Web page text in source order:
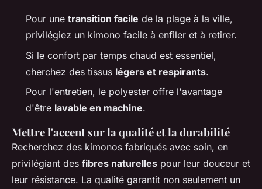
Pour une transition facile de la plage à la ville,
privilégiez un kimono facile à enfiler et à retirer.
Si le confort par temps chaud est essentiel,
cherchez des tissus légers et respirants.
Pour l'entretien, le polyester offre l'avantage
d'être lavable en machine.
Mettre l'accent sur la qualité et la durabilité
Recherchez des kimonos fabriqués avec soin, en
privilégiant des fibres naturelles pour leur douceur et
leur résistance. La qualité garantit non seulement un